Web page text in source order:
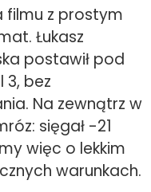
filmu z prostym
Łukasz
postawił pod
3, bez
Na zewnątrz w
sięgał -21
więc o lekkim
warunkach.